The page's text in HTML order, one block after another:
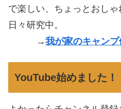
で楽しい、ちょっとおし
日々研究中。
→我が家のキャン
YouTube始めました！